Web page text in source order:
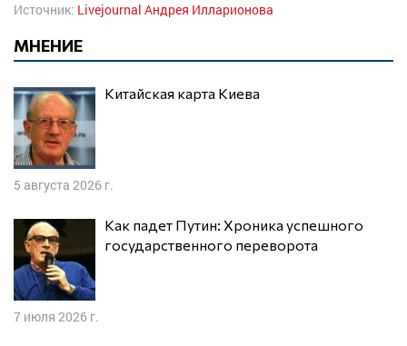
Источник: Livejournal Андрея Илларионова
МНЕНИЕ
Китайская карта Киева
5 августа 2026 г.
Как падет Путин: Хроника успешного
государственного переворота
7 июля 2026 г.